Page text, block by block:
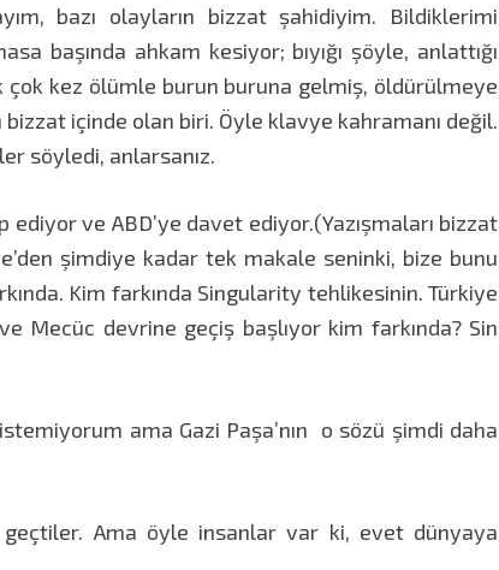
bazı olayların bizzat şahidiyim. Bildiklerimi
başında ahkam kesiyor; bıyığı şöyle, anlattığı
kez ölümle burun buruna gelmiş, öldürülmeye
bizzat içinde olan biri. Öyle klavye kahramanı değil.
söyledi, anlarsanız.
ediyor ve ABD’ye davet ediyor.(Yazışmaları bizzat
şimdiye kadar tek makale seninki, bize bunu
Kim farkında Singularity tehlikesinin. Türkiye
Mecüc devrine geçiş başlıyor kim farkında? Sin
ama Gazi Paşa’nın o sözü şimdi daha
geçtiler. Ama öyle insanlar var ki, evet dünyaya